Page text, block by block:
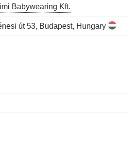
Babywearing Kft.
út 53, Budapest, Hungary